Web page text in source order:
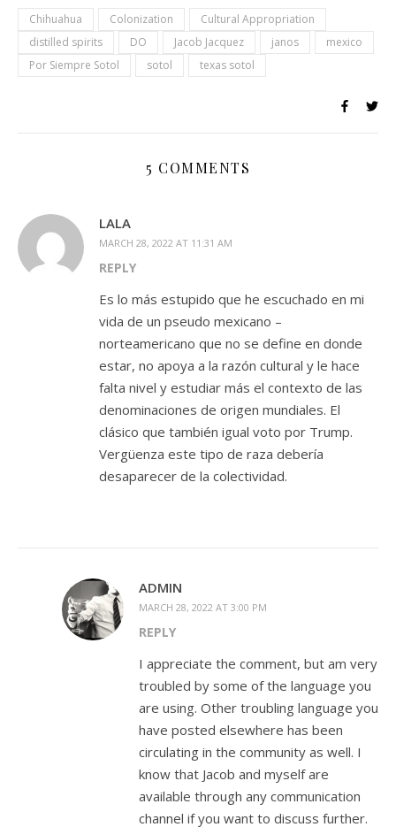
Chihuahua Colonization
Cultural Appropriation
distilled spirits
DO Jacob Jacquez janos
mexico
Por Siempre Sotol
sotol texas sotol
5 COMMENTS
LALA
MARCH 28, 2022 AT 11:31 AM
REPLY
Es lo más estupido que he escuchado en mi
vida de un pseudo mexicano –
norteamericano que no se define en donde
estar, no apoya a la razón cultural y le hace
falta nivel y estudiar más el contexto de las
denominaciones de origen mundiales. El
clásico que también igual voto por Trump.
Vergüenza este tipo de raza debería
desaparecer de la colectividad.
ADMIN
MARCH 28, 2022 AT 3:00 PM
REPLY
I appreciate the comment, but am very
troubled by some of the language you
are using. Other troubling language you
have posted elsewhere has been
circulating in the community as well. I
know that Jacob and myself are
available through any communication
channel if you want to discuss further.